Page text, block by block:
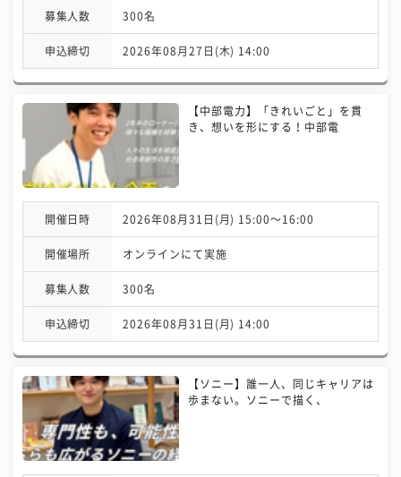
募集人数 300名
申込締切 2026年08月27日(木) 14:00
【中部電力】「きれいごと」を貫
き、想いを形にする！中部電
開催日時 2026年08月31日(月) 15:00〜16:00
開催場所 オンラインにて実施
募集人数 300名
申込締切 2026年08月31日(月) 14:00
【ソニー】誰一人、同じキャリアは
歩まない。ソニーで描く、